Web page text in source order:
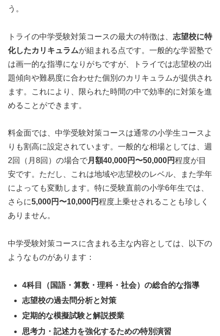
う。
トライの中学受験対策コースの最大の特徴は、 志望校に特
化したカリキュラムが組まれる点です。一般的な学習塾で
は画一的な指導になりがちですが、トライでは志望校の出
題傾向や難易度に合わせた個別のカリキュラムが提供され
ます。これにより、限られた時間の中で効率的に対策を進
めることができます。
料金面では、中学受験対策コースは通常の小学生コースよ
りも割高に設定されています。一般的な相場としては、週
2回（月8回）の場合で月額40,000円〜50,000円程度が目
安です。ただし、これは地域や志望校のレベル、また学年
によっても変動します。特に受験直前の小学6年生では、
さらに5,000円〜10,000円程度上乗せされることも珍しく
ありません。
中学受験対策コースに含まれる主な内容としては、以下の
ようなものがあります：
4科目（国語・算数・理科・社会）の総合的な指導
志望校の過去問分析と対策
定期的な模擬試験と解説授業
思考力・記述力を強化するための特別演習